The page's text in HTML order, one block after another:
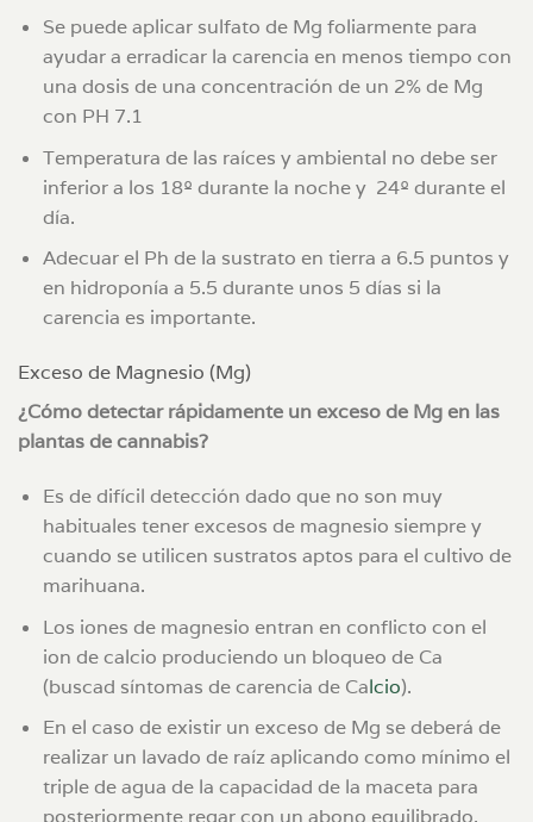
Se puede aplicar sulfato de Mg foliarmente para
ayudar a erradicar la carencia en menos tiempo con
una dosis de una concentración de un 2% de Mg
con PH 7.1
Temperatura de las raíces y ambiental no debe ser
inferior a los 18º durante la noche y 24º durante el
día.
Adecuar el Ph de la sustrato en tierra a 6.5 puntos y
en hidroponía a 5.5 durante unos 5 días si la
carencia es importante.
Exceso de Magnesio (Mg)
¿Cómo detectar rápidamente un exceso de Mg en las
plantas de cannabis?
Es de difícil detección dado que no son muy
habituales tener excesos de magnesio siempre y
cuando se utilicen sustratos aptos para el cultivo de
marihuana.
Los iones de magnesio entran en conflicto con el
ion de calcio produciendo un bloqueo de Ca
(buscad síntomas de carencia de Calcio).
En el caso de existir un exceso de Mg se deberá de
realizar un lavado de raíz aplicando como mínimo el
triple de agua de la capacidad de la maceta para
posteriormente regar con un abono equilibrado.